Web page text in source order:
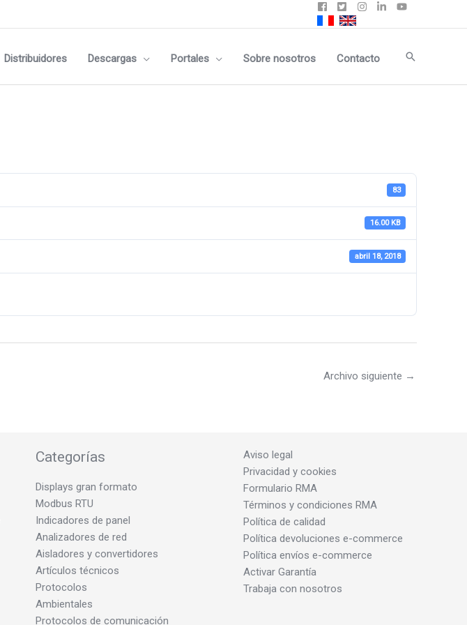
Distribuidores Descargas Portales Sobre nosotros Contacto Buscar
83
16.00 KB
abril 18, 2018
Archivo siguiente →
Categorías
Displays gran formato
Modbus RTU
Indicadores de panel
Analizadores de red
Aisladores y convertidores
Artículos técnicos
Protocolos
Ambientales
Protocolos de comunicación
Aviso legal
Privacidad y cookies
Formulario RMA
Términos y condiciones RMA
Política de calidad
Política devoluciones e-commerce
Política envíos e-commerce
Activar Garantía
Trabaja con nosotros